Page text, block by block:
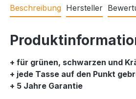
Beschreibung Hersteller
+ für grünen, schwarzen und
+ jede Tasse auf den Punkt
+ 5 Jahre Garantie